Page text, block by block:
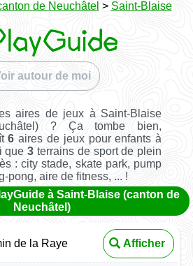
de Neuchâtel > Saint-Blaise
autour de moi
aires de jeux à Saint-Blaise
? Ça tombe bien,
6 aires de jeux pour enfants à
que3 terrains de sport de plein
: city stade, skate park, pump
pong, aire de fitness, ... !
à Saint-Blaise (canton de
Neuchâtel)
de la Raye Afficher